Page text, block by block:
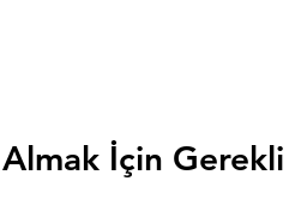
Almak İçin